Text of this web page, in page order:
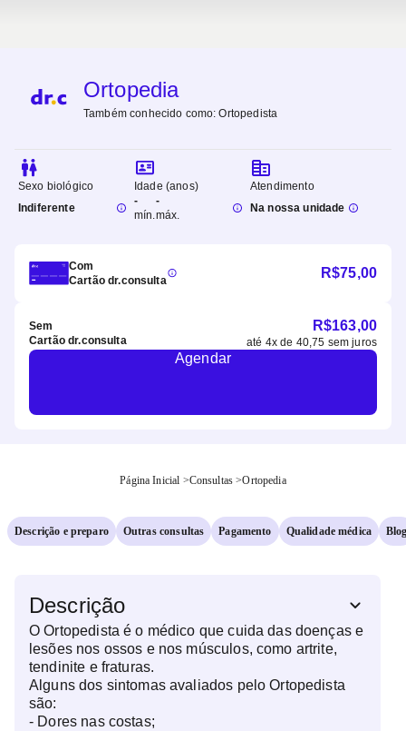
Ortopedia
Também conhecido como:Ortopedista
Sexo biológico
Indiferente
Idade (anos)
-
mín.
-
máx.
Atendimento
Na nossa unidade
Com
Cartão dr.consulta
R$75,00
Sem
Cartão dr.consulta
R$163,00
até 4x de 40,75 sem juros
Agendar
Página Inicial >Consultas >Ortopedia
Descrição e preparo Outras consultas Pagamento Qualidade médica
Descrição
O Ortopedista é o médico que cuida das doenças e
lesões nos ossos e nos músculos, como artrite,
tendinite e fraturas.
Alguns dos sintomas avaliados pelo Ortopedista
são:
- Dores nas costas;